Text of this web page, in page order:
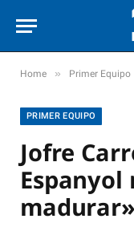
Home » Primer Equipo
PRIMER EQUIPO
Jofre
Espanyol
madurar»